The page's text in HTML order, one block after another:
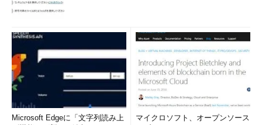
今回はシステムの運用・管理の観点から、システムの障害に対
応するとはどういうことなのかを解説しました。システム管理者
（あるいはシステム管理グループ）は、普段からシステムの目的
と重要度を把握し、障害が発生した場合にシステム管理者はそれ
ぞれの重要度に応じた対処が重要になるということを覚えておい
てください。
Microsoft Edgeに「文字列読み上
マイクロソフト、オープンソース